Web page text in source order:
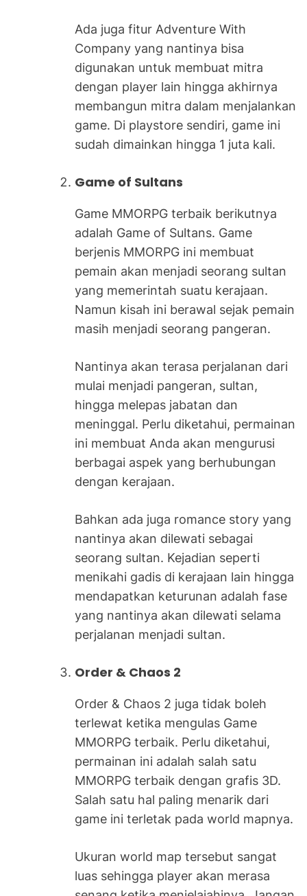
Ada juga fitur Adventure With
Company yang nantinya bisa
digunakan untuk membuat mitra
dengan player lain hingga akhirnya
membangun mitra dalam menjalankan
game. Di playstore sendiri, game ini
sudah dimainkan hingga 1 juta kali.
Game of Sultans
Game MMORPG terbaik berikutnya
adalah Game of Sultans. Game
berjenis MMORPG ini membuat
pemain akan menjadi seorang sultan
yang memerintah suatu kerajaan.
Namun kisah ini berawal sejak pemain
masih menjadi seorang pangeran.
Nantinya akan terasa perjalanan dari
mulai menjadi pangeran, sultan,
hingga melepas jabatan dan
meninggal. Perlu diketahui, permainan
ini membuat Anda akan mengurusi
berbagai aspek yang berhubungan
dengan kerajaan.
Bahkan ada juga romance story yang
nantinya akan dilewati sebagai
seorang sultan. Kejadian seperti
menikahi gadis di kerajaan lain hingga
mendapatkan keturunan adalah fase
yang nantinya akan dilewati selama
perjalanan menjadi sultan.
Order & Chaos 2
Order & Chaos 2 juga tidak boleh
terlewat ketika mengulas Game
MMORPG terbaik. Perlu diketahui,
permainan ini adalah salah satu
MMORPG terbaik dengan grafis 3D.
Salah satu hal paling menarik dari
game ini terletak pada world mapnya.
Ukuran world map tersebut sangat
luas sehingga player akan merasa